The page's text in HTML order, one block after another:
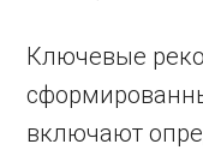
Ключевые
включают